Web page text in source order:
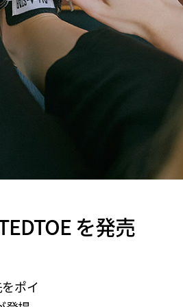
を発売
ポイ